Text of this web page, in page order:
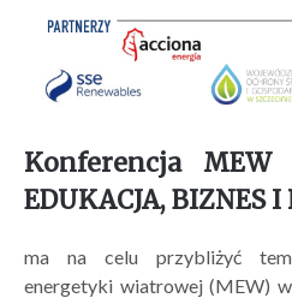
Konferencja MEW
EDUKACJA, BIZNES I
ma na celu przybliżyć
energetyki wiatrowej (MEW)